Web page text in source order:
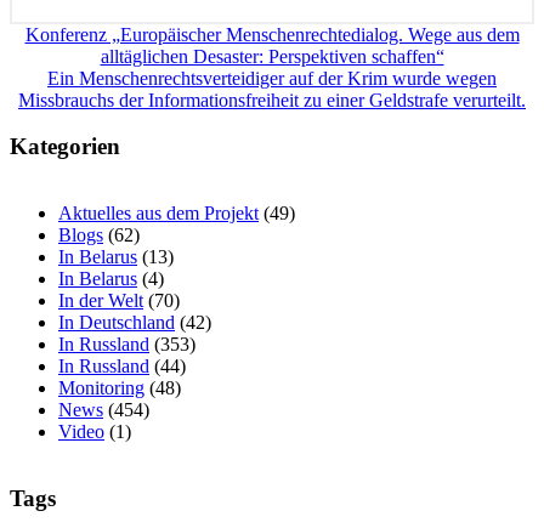
Beitragsnavigation
Konferenz „Europäischer Menschenrechtedialog. Wege aus dem
alltäglichen Desaster: Perspektiven schaffen“
Ein Menschenrechtsverteidiger auf der Krim wurde wegen
Missbrauchs der Informationsfreiheit zu einer Geldstrafe verurteilt.
Kategorien
Aktuelles aus dem Projekt (49)
Blogs (62)
In Belarus (13)
In Belarus (4)
In der Welt (70)
In Deutschland (42)
In Russland (353)
In Russland (44)
Monitoring (48)
News (454)
Video (1)
Tags